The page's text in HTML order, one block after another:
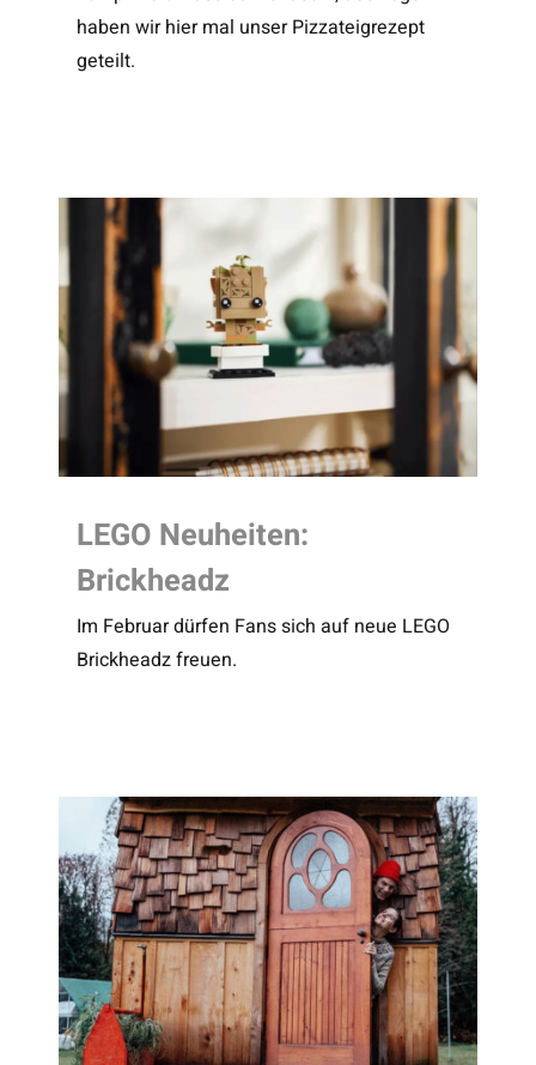
haben wir hier mal unser Pizzateigrezept
geteilt.
LEGO Neuheiten:
Brickheadz
Im Februar dürfen Fans sich auf neue LEGO
Brickheadz freuen.